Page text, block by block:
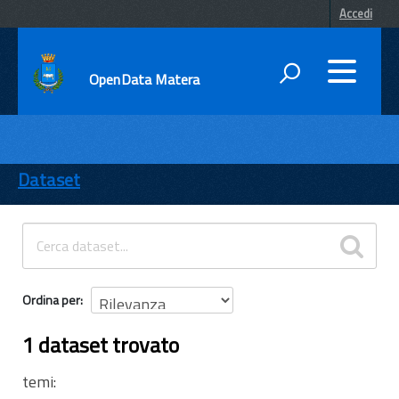
Accedi
OpenData Matera
ENTI
TEMI
INFORMAZIONI
Dataset
Ordina per
1 dataset trovato
temi: